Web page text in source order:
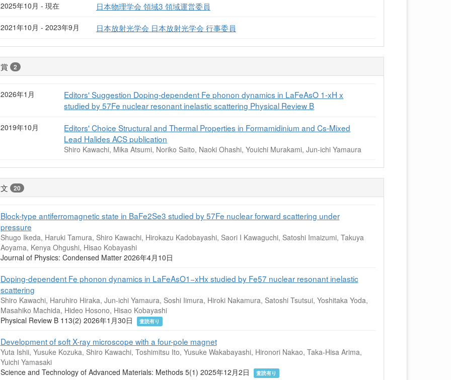
2025年10月 - 現在 日本物理学会 領域3 領域運営委員
2021年10月 - 2023年9月 日本放射光学会 日本放射光学会 行事委員
2
2026年1月
Editors' Suggestion Doping-dependent Fe phonon dynamics in LaFeAsO 1-xH x
studied by 57Fe nuclear resonant inelastic scattering Physical Review B
2019年10月
Editors' Choice Structural and Thermal Properties in Formamidinium and Cs-Mixed
Lead Halides ACS publication
Shiro Kawachi, Mika Atsumi, Noriko Saito, Naoki Ohashi, Youichi Murakami, Jun-ichi Yamaura
20
Block-type antiferromagnetic state in BaFe2Se3 studied by 57Fe nuclear forward scattering under
pressure
Shugo Ikeda, Haruki Tamura, Shiro Kawachi, Hirokazu Kadobayashi, Saori I Kawaguchi, Satoshi Imaizumi, Takuya
Aoyama, Kenya Ohgushi, Hisao Kobayashi
Journal of Physics: Condensed Matter 2026年4月10日
Doping-dependent Fe phonon dynamics in LaFeAsO1−xHx studied by Fe57 nuclear resonant inelastic
scattering
Shiro Kawachi, Haruhiro Hiraka, Jun-ichi Yamaura, Soshi Iimura, Hiroki Nakamura, Satoshi Tsutsui, Yoshitaka Yoda,
Masahiko Machida, Hideo Hosono, Hisao Kobayashi
Physical Review B 113(2) 2026年1月30日
査読有り
Development of soft X-ray microscope with a four-pole magnet
Yuta Ishii, Yusuke Kozuka, Shiro Kawachi, Toshimitsu Ito, Yusuke Wakabayashi, Hironori Nakao, Taka-Hisa Arima,
Yuichi Yamasaki
Science and Technology of Advanced Materials: Methods 5(1) 2025年12月2日
査読有り